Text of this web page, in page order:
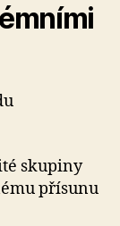
skupiny
přísunu